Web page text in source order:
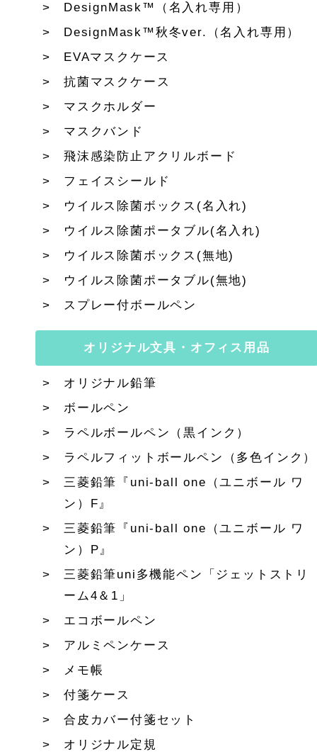
DesignMask™（名入れ専用）
DesignMask™秋冬ver.（名入れ専用）
EVAマスクケース
抗菌マスクケース
マスクホルダー
マスクバンド
飛沫感染防止アクリルボード
フェイスシールド
ウイルス除菌ボックス(名入れ)
ウイルス除菌ポータブル(名入れ)
ウイルス除菌ボックス(無地)
ウイルス除菌ポータブル(無地)
スプレー付ボールペン
オリジナル文具・オフィス用品
オリジナル鉛筆
ボールペン
ラペルボールペン（黒インク）
ラペルフィットボールペン（多色インク）
三菱鉛筆『uni-ball one（ユニボール ワ
ン）F』
三菱鉛筆『uni-ball one（ユニボール ワ
ン）P』
三菱鉛筆uni多機能ペン「ジェットストリ
ーム4＆1」
エコボールペン
アルミペンケース
メモ帳
付箋ケース
合皮カバー付箋セット
オリジナル定規